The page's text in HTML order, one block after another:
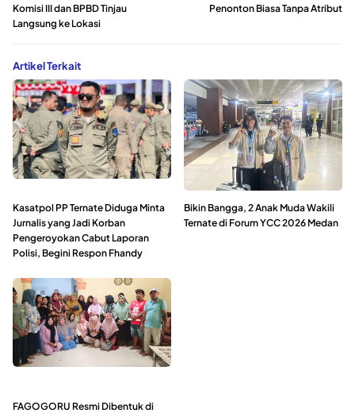
Komisi III dan BPBD Tinjau
Langsung ke Lokasi
Penonton Biasa Tanpa Atribut
Artikel Terkait
Kasatpol PP Ternate Diduga Minta
Jurnalis yang Jadi Korban
Pengeroyokan Cabut Laporan
Polisi, Begini Respon Fhandy
Bikin Bangga, 2 Anak Muda Wakili
Ternate di Forum YCC 2026 Medan
FAGOGORU Resmi Dibentuk di